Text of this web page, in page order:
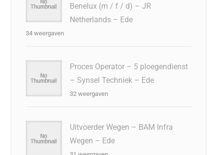
Benelux (m / f / d) – JR
Netherlands – Ede
34 weergaven
Proces Operator – 5 ploegendienst
– Synsel Techniek – Ede
32 weergaven
Uitvoerder Wegen – BAM Infra
Wegen – Ede